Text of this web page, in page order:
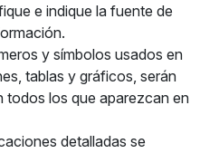
e indique la fuente de
y símbolos usados en
tablas y gráficos, serán
todos los que aparezcan en
detalladas se